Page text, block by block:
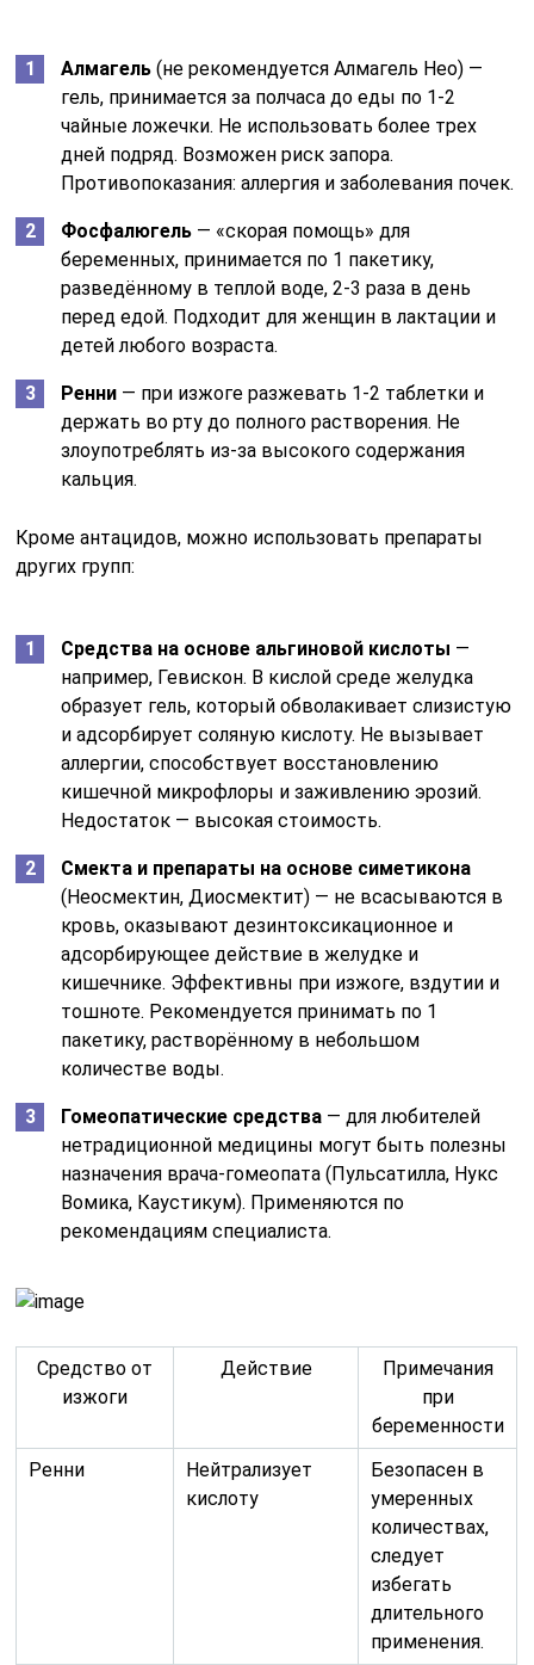
Алмагель (не рекомендуется Алмагель Нео) —
гель, принимается за полчаса до еды по 1-2
чайные ложечки. Не использовать более трех
дней подряд. Возможен риск запора.
Противопоказания: аллергия и заболевания почек.
Фосфалюгель — «скорая помощь» для
беременных, принимается по 1 пакетику,
разведённому в теплой воде, 2-3 раза в день
перед едой. Подходит для женщин в лактации и
детей любого возраста.
Ренни — при изжоге разжевать 1-2 таблетки и
держать во рту до полного растворения. Не
злоупотреблять из-за высокого содержания
кальция.
Кроме антацидов, можно использовать препараты
других групп:
Средства на основе альгиновой кислоты —
например, Гевискон. В кислой среде желудка
образует гель, который обволакивает слизистую
и адсорбирует соляную кислоту. Не вызывает
аллергии, способствует восстановлению
кишечной микрофлоры и заживлению эрозий.
Недостаток — высокая стоимость.
Смекта и препараты на основе симетикона
(Неосмектин, Диосмектит) — не всасываются в
кровь, оказывают дезинтоксикационное и
адсорбирующее действие в желудке и
кишечнике. Эффективны при изжоге, вздутии и
тошноте. Рекомендуется принимать по 1
пакетику, растворённому в небольшом
количестве воды.
Гомеопатические средства — для любителей
нетрадиционной медицины могут быть полезны
назначения врача-гомеопата (Пульсатилла, Нукс
Вомика, Каустикум). Применяются по
рекомендациям специалиста.
Средство от
изжоги
Действие
Примечания
при
беременности
Ренни
Нейтрализует
кислоту
Безопасен в
умеренных
количествах,
следует
избегать
длительного
применения.